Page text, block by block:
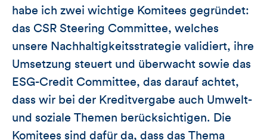
habe ich zwei wichtige Komitees gegründet:
das CSR Steering Committee, welches
unsere Nachhaltigkeitsstrategie validiert, ihre
Umsetzung steuert und überwacht sowie das
ESG-Credit Committee, das darauf achtet,
dass wir bei der Kreditvergabe auch Umwelt-
und soziale Themen berücksichtigen. Die
Komitees sind dafür da, dass das Thema